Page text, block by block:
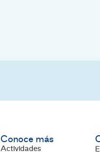
Conoce más
Actividades